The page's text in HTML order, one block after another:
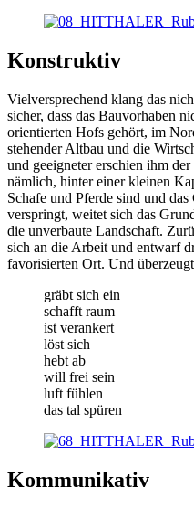
Konstruktiv
Vielversprechend klang das
sicher, dass das Bauvorhaben
orientierten Hofs gehört, im
stehender Altbau und die
und geeigneter erschien ihm
nämlich, hinter einer kleinen
Schafe und Pferde sind und
verspringt, weitet sich das
die unverbaute Landschaft.
sich an die Arbeit und entwarf
favorisierten Ort. Und
gräbt sich ein
schafft raum
ist verankert
löst sich
hebt ab
will frei sein
luft fühlen
das tal spüren
Kommunikativ